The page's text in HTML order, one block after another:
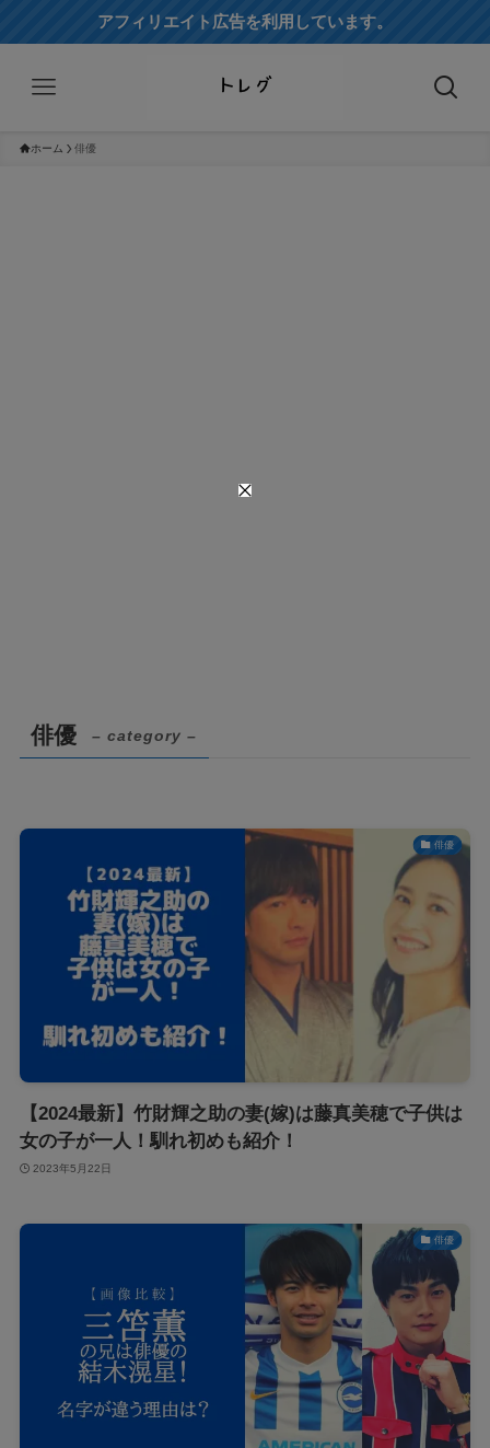
アフィリエイト広告を利用しています。
ホーム 俳優
俳優 – category –
俳優
【2024最新】竹財輝之助の妻(嫁)は藤真美穂で子供は
女の子が一人！馴れ初めも紹介！
2023年5月22日
俳優